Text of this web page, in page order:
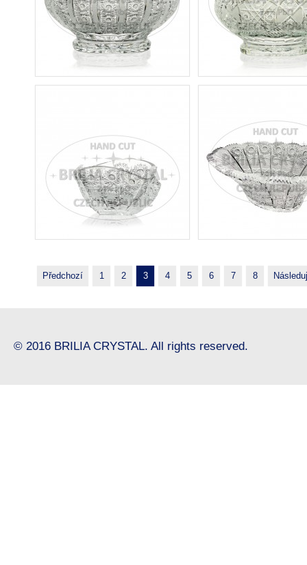
Předchozí 1 2 3 4 5 6 7 8
© 2016 BRILIA CRYSTAL. All rights reserved.